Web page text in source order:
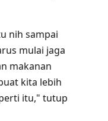
nih sampai
mulai jaga
makanan
kita lebih
itu," tutup